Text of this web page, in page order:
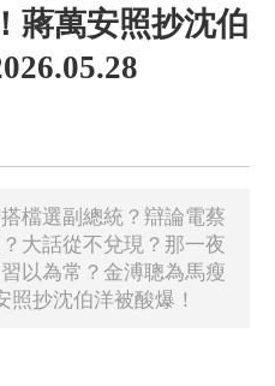
蔣萬安照抄沈伯
檔選副總統？辯論電蔡
大話從不兌現？那一夜
以為常？金溥聰為馬瘦
照抄沈伯洋被酸爆！